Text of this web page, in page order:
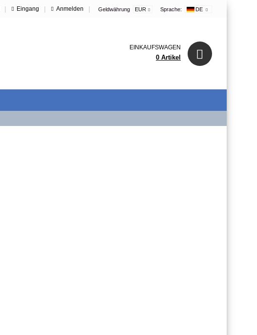
| Eingang | Anmelden | Geldwährung EUR Sprache: DE
EINKAUFSWAGEN
0 Artikel